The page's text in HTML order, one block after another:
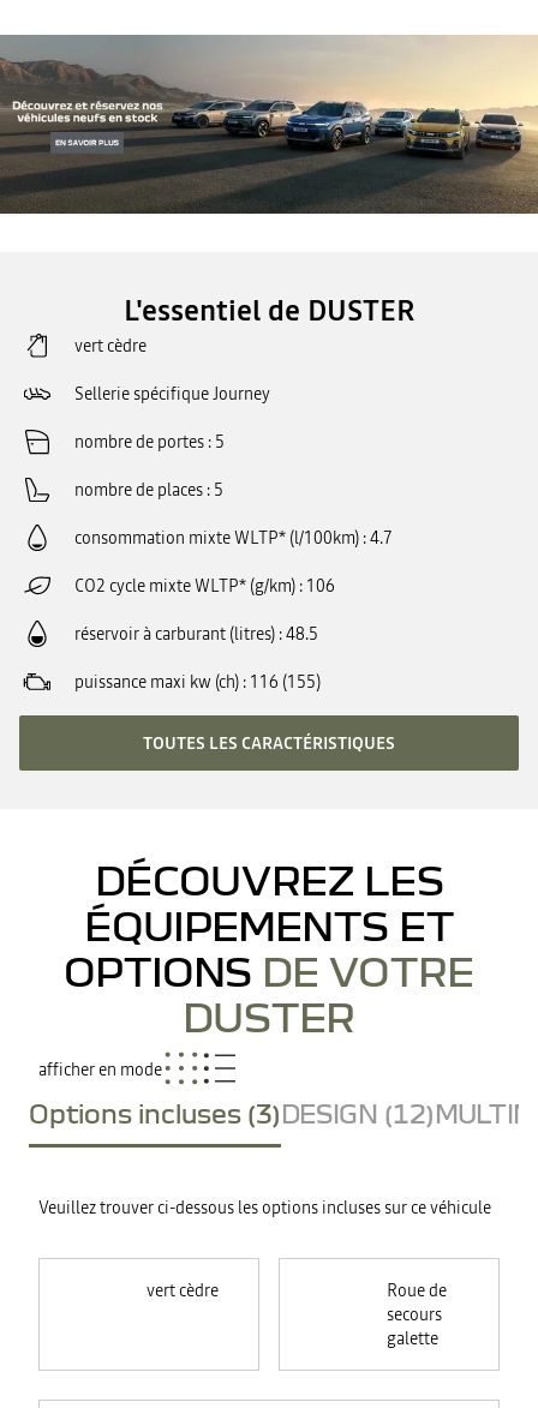
L'essentiel de DUSTER
vert cèdre
Sellerie spécifique Journey
nombre de portes 5
nombre de places 5
consommation mixte WLTP* (l/100km) 4.7
CO2 cycle mixte WLTP* (g/km) 106
réservoir à carburant (litres) 48.5
puissance maxi kw (ch) 116 (155)
TOUTES LES CARACTÉRISTIQUES
DÉCOUVREZ LES
ÉQUIPEMENTS ET
OPTIONS DE VOTRE
DUSTER
afficher en mode
Options incluses (3)DESIGN (12)
Veuillez trouver ci-dessous les options incluses sur ce véhicule
vert cèdre
Roue de
secours
galette